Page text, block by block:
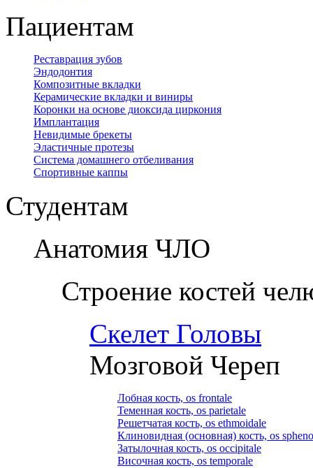
Пациентам
Реставрация зубов
Эндодонтия
Композитные вкладки
Керамические вкладки и виниры
Коронки на основе диоксида циркония
Имплантация
Невидимые брекеты
Эластичные протезы
Система домашнего отбеливания
Спортивные каппы
Студентам
Анатомия ЧЛО
Строение костей
Скелет Головы
Мозговой Череп
Лобная кость, os frontale
Теменная кость, os parietale
Решетчатая кость, os ethmoidale
Клиновидная (основная) кость, os
Затылочная кость, os occipitale
Височная кость, os temporale